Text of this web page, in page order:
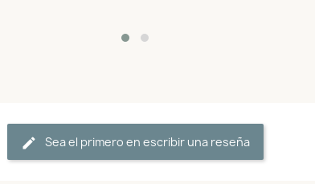
Sea el primero en escribir una reseña